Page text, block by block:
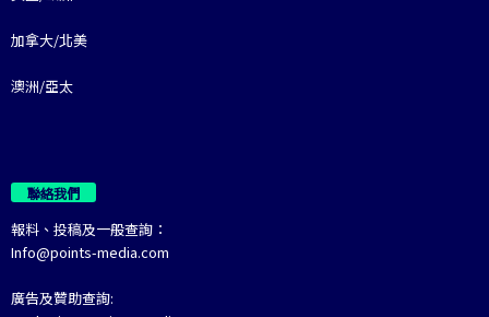
加拿大/北美
澳洲/亞太
聯絡我們
報料、投稿及一般查詢：
Info@points-media.com
廣告及贊助查詢: